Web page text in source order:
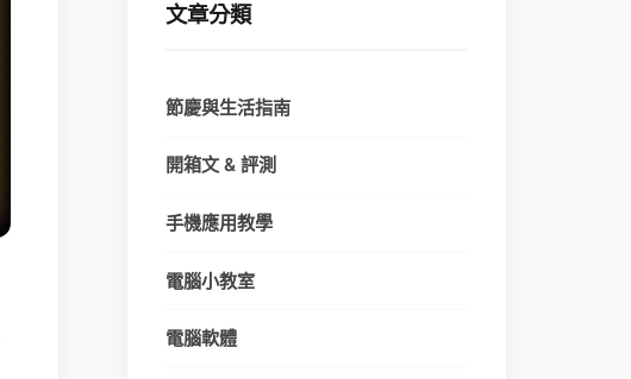
文章分類
節慶與生活指南
開箱文 & 評測
手機應用教學
電腦小教室
電腦軟體